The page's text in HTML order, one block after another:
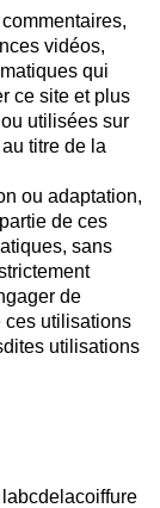
vidéos,
qui
ce site et plus
utilisées sur
titre de la
ou adaptation,
de ces
sans
de
ces utilisations
utilisations